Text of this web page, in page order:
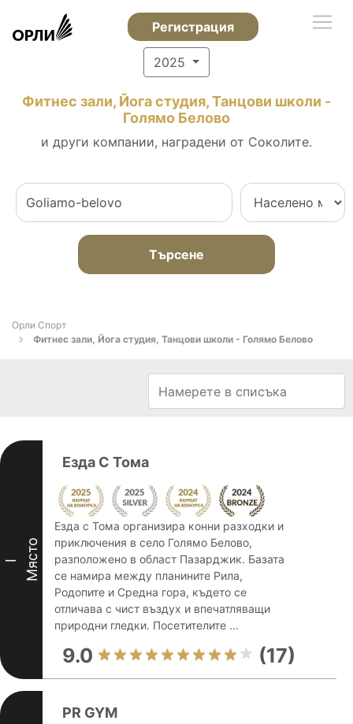
Регистрация
2025
Фитнес зали, Йога студия, Танцови школи -
Голямо Белово
и други компании, наградени от Соколите.
Търсене
Орли Спорт
Фитнес зали, Йога студия, Танцови школи - Голямо Белово
I Място
Езда С Тома
Езда с Тома организира конни разходки и
приключения в село Голямо Белово,
разположено в област Пазарджик. Базата
се намира между планините Рила,
Родопите и Средна гора, където се
отличава с чист въздух и впечатляващи
природни гледки. Посетителите ...
9.0 (17)
PR GYM